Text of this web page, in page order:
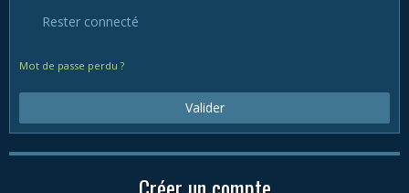
Rester connecté
Mot de passe perdu ?
Valider